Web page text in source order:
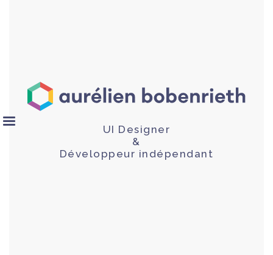
UI Designer
&
Développeur indépendant